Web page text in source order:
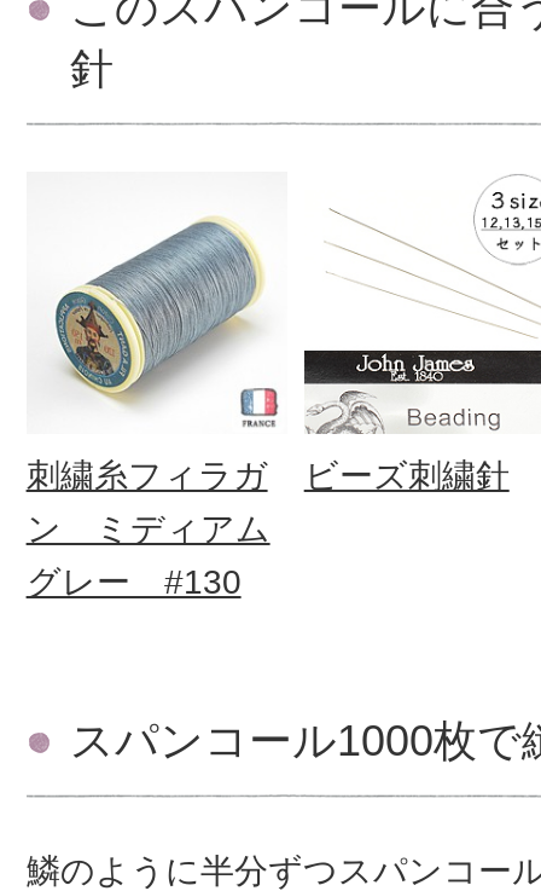
針
刺繍糸フィラガ
ン ミディアム
グレー #130
ビーズ刺繍針
スパンコール1000枚で
鱗のように半分ずつスパンコー